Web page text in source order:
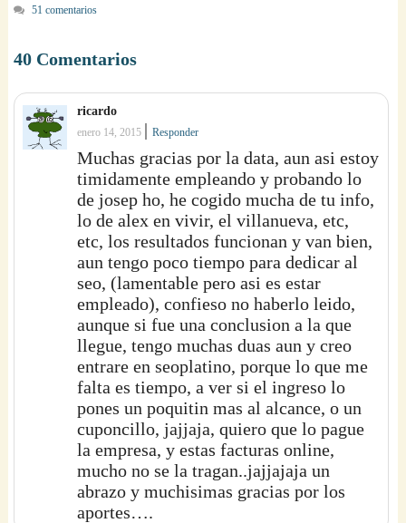
51 comentarios
40 Comentarios
ricardo
enero 14, 2015 |Responder
Muchas gracias por la data, aun asi estoy
timidamente empleando y probando lo
de josep ho, he cogido mucha de tu info,
lo de alex en vivir, el villanueva, etc,
etc, los resultados funcionan y van bien,
aun tengo poco tiempo para dedicar al
seo, (lamentable pero asi es estar
empleado), confieso no haberlo leido,
aunque si fue una conclusion a la que
llegue, tengo muchas duas aun y creo
entrare en seoplatino, porque lo que me
falta es tiempo, a ver si el ingreso lo
pones un poquitin mas al alcance, o un
cuponcillo, jajjaja, quiero que lo pague
la empresa, y estas facturas online,
mucho no se la tragan..jajjajaja un
abrazo y muchisimas gracias por los
aportes….